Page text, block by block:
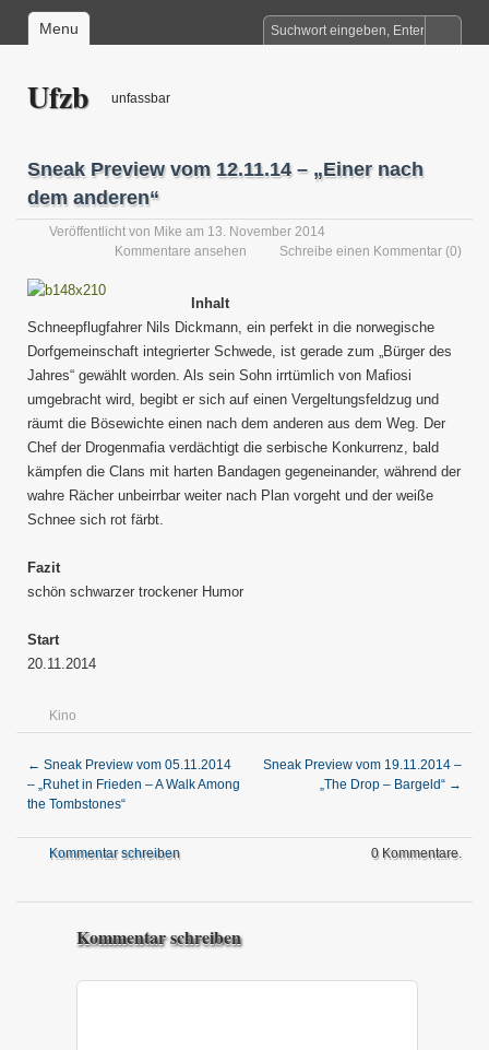
Menu
Ufzb unfassbar
Sneak Preview vom 12.11.14 – „Einer nach
dem anderen“
Veröffentlicht von Mike am 13. November 2014
Schreibe einen Kommentar (0)
Kommentare ansehen
Inhalt
Schneepflugfahrer Nils Dickmann, ein perfekt in die norwegische
Dorfgemeinschaft integrierter Schwede, ist gerade zum „Bürger des
Jahres“ gewählt worden. Als sein Sohn irrtümlich von Mafiosi
umgebracht wird, begibt er sich auf einen Vergeltungsfeldzug und
räumt die Bösewichte einen nach dem anderen aus dem Weg. Der
Chef der Drogenmafia verdächtigt die serbische Konkurrenz, bald
kämpfen die Clans mit harten Bandagen gegeneinander, während der
wahre Rächer unbeirrbar weiter nach Plan vorgeht und der weiße
Schnee sich rot färbt.
Fazit
schön schwarzer trockener Humor
Start
20.11.2014
Kino
← Sneak Preview vom 05.11.2014
– „Ruhet in Frieden – A Walk Among
the Tombstones“
Sneak Preview vom 19.11.2014 –
„The Drop – Bargeld“ →
Kommentar schreiben 0 Kommentare.
Kommentar schreiben